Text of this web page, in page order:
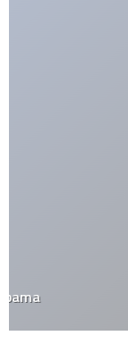
…y si existiera